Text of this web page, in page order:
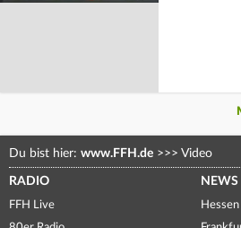
Du bist hier: www.FFH.de >>> Video
RADIO
FFH Live
NEWS